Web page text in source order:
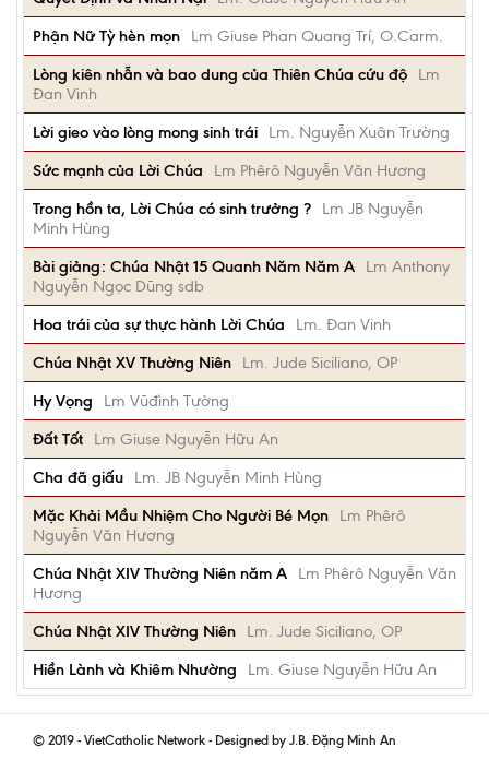
Phận Nữ Tỳ hèn mọn
Lm Giuse Phan Quang Trí, O.Carm.
Lòng kiên nhẫn và bao dung của Thiên Chúa cứu độ
Lm
Đan Vinh
Lời gieo vào lòng mong sinh trái
Lm. Nguyễn Xuân Trường
Sức mạnh của Lời Chúa
Lm Phêrô Nguyễn Văn Hương
Trong hồn ta, Lời Chúa có sinh trưởng ?
Lm JB Nguyễn
Minh Hùng
Bài giảng: Chúa Nhật 15 Quanh Năm Năm A
Lm Anthony
Nguyễn Ngọc Dũng sdb
Hoa trái của sự thực hành Lời Chúa
Lm. Đan Vinh
Chúa Nhật XV Thường Niên
Lm. Jude Siciliano, OP
Hy Vọng
Lm Vũđình Tường
Đất Tốt
Lm Giuse Nguyễn Hữu An
Cha đã giấu
Lm. JB Nguyễn Minh Hùng
Mặc Khải Mầu Nhiệm Cho Người Bé Mọn
Lm Phêrô
Nguyễn Văn Hương
Chúa Nhật XIV Thường Niên năm A
Lm Phêrô Nguyễn Văn
Hương
Chúa Nhật XIV Thường Niên
Lm. Jude Siciliano, OP
Hiền Lành và Khiêm Nhường
Lm. Giuse Nguyễn Hữu An
© 2019 - VietCatholic Network - Designed by J.B. Đặng Minh An